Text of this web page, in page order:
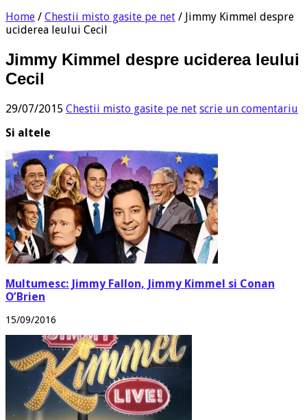
Home / Chestii misto gasite pe net / Jimmy Kimmel despre
uciderea leului Cecil
Jimmy Kimmel despre uciderea leului
Cecil
29/07/2015 Chestii misto gasite pe net scrie un comentariu
Si altele
Multumesc: Jimmy Fallon, Jimmy Kimmel si Conan
O’Brien
15/09/2016